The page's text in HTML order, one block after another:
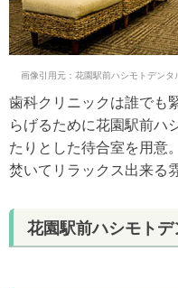
画像引用元：花園駅前ハシモトデンタ
歯科クリニックは誰でも
らげるために花園駅前ハ
たりとした待合室を用意
焚いてリラックス出来る
花園駅前ハシモト